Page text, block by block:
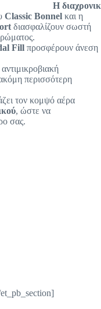
Η διαχρονικ
Classic Bonnel και η
διασφαλίζουν σωστή
Fill προσφέρουν άνεση
περισσότερη
τον κομψό αέρα
, ώστε να
σας.